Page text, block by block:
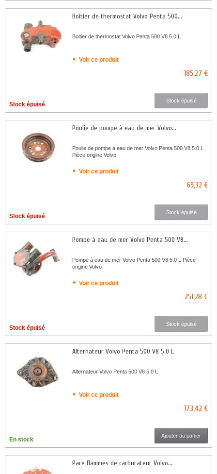
Boitier de thermostat Volvo Penta 500...
Boitier de thermostat Volvo Penta 500 V8 5.0 L
Voir ce produit
185,27 €
Stock épuisé
Stock épuisé
Poulie de pompe à eau de mer Volvo...
Poulie de pompe à eau de mer Volvo Penta 500 V8 5.0 L
Pièce origine Volvo
Voir ce produit
69,32 €
Stock épuisé
Stock épuisé
Pompe à eau de mer Volvo Penta 500 V8...
Pompe à eau de mer Volvo Penta 500 V8 5.0 L Pièce
origine Volvo
Voir ce produit
251,28 €
Stock épuisé
Stock épuisé
Alternateur Volvo Penta 500 V8 5.0 L
Alternateur Volvo Penta 500 V8 5.0 L
Voir ce produit
173,42 €
En stock
Ajouter au panier
Pare flammes de carburateur Volvo...